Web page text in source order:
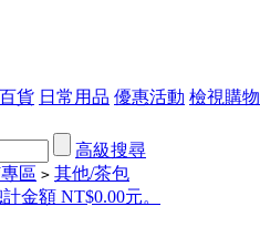
貨 日常用品 優惠活動 檢視購
高級搜尋
區 > 其他/茶包
金額 NT$0.00元。